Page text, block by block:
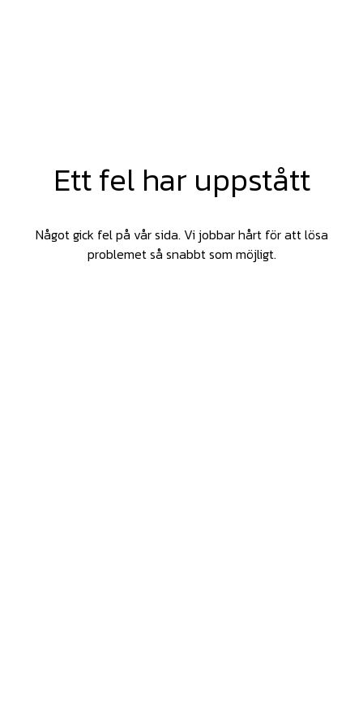
Ett fel har uppstått
Något gick fel på vår sida. Vi jobbar hårt för att lösa
problemet så snabbt som möjligt.